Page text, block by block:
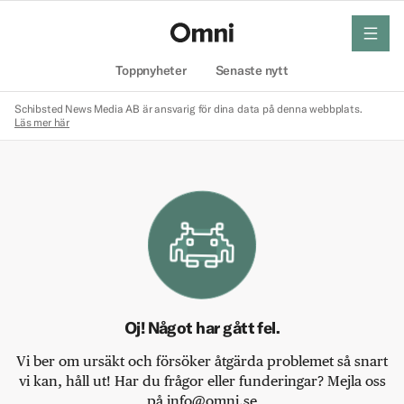
Toppnyheter Senaste nytt
meny
Schibsted News Media AB är ansvarig för dina data på denna webbplats.
Läs mer här
Oj! Något har gått fel.
Vi ber om ursäkt och försöker åtgärda problemet så snart
vi kan, håll ut! Har du frågor eller funderingar? Mejla oss